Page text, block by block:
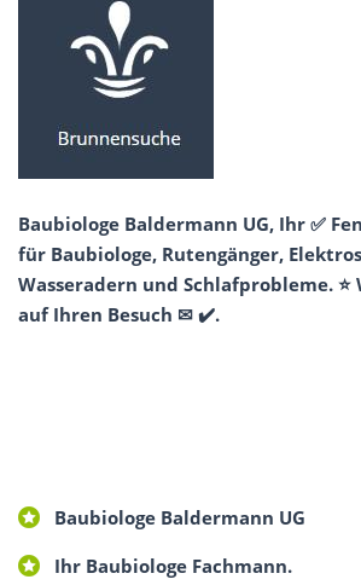
Baubiologe Baldermann UG, Ihr ✅
für Baubiologe, Rutengänger,
Wasseradern und Schlafprobleme.
auf Ihren Besuch ✉ ✔️.
Baubiologe Baldermann UG
Ihr Baubiologe Fachmann.